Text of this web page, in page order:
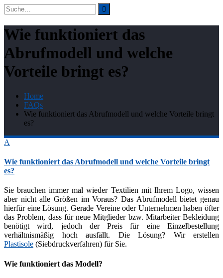
Suchergebnis
für:
Wie funktioniert das
Abrufmodell und welche
Vorteile bringt es?
Home
FAQs
Wie funktioniert das Abrufmodell und welche Vorteile bringt
es?
A
Wie funktioniert das Abrufmodell und welche Vorteile bringt
es?
Sie brauchen immer mal wieder Textilien mit Ihrem Logo, wissen
aber nicht alle Größen im Voraus? Das Abrufmodell bietet genau
hierfür eine Lösung. Gerade Vereine oder Unternehmen haben öfter
das Problem, dass für neue Mitglieder bzw. Mitarbeiter Bekleidung
benötigt wird, jedoch der Preis für eine Einzelbestellung
verhältnismäßig hoch ausfällt. Die Lösung? Wir erstellen
Plastisole (Siebdruckverfahren) für Sie.
Wie funktioniert das Modell?